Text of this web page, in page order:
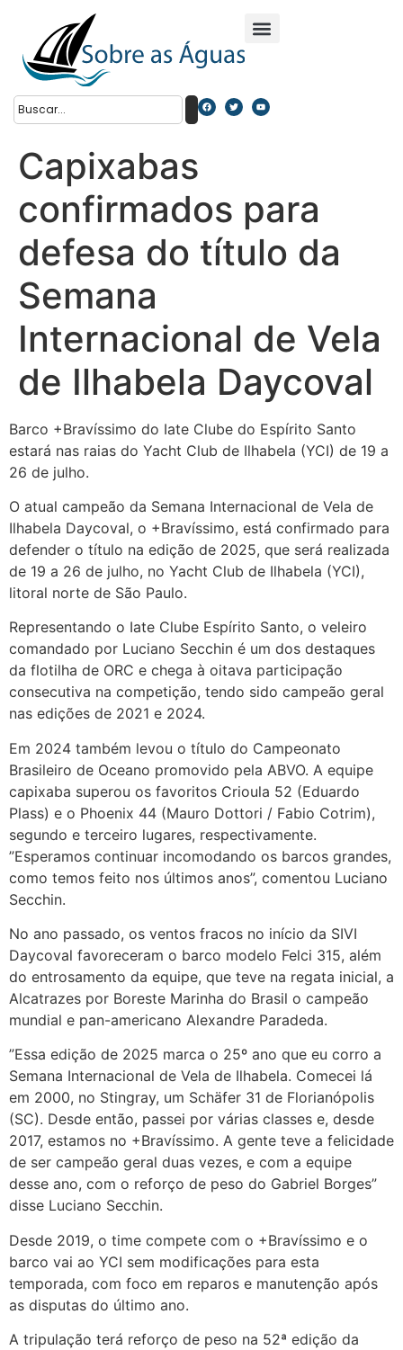
Capixabas
confirmados para
defesa do título da
Semana
Internacional de Vela
de Ilhabela Daycoval
Barco +Bravíssimo do Iate Clube do Espírito Santo
estará nas raias do Yacht Club de Ilhabela (YCI) de 19 a
26 de julho.
O atual campeão da Semana Internacional de Vela de
Ilhabela Daycoval, o +Bravíssimo, está confirmado para
defender o título na edição de 2025, que será realizada
de 19 a 26 de julho, no Yacht Club de Ilhabela (YCI),
litoral norte de São Paulo.
Representando o Iate Clube Espírito Santo, o veleiro
comandado por Luciano Secchin é um dos destaques
da flotilha de ORC e chega à oitava participação
consecutiva na competição, tendo sido campeão geral
nas edições de 2021 e 2024.
Em 2024 também levou o título do Campeonato
Brasileiro de Oceano promovido pela ABVO. A equipe
capixaba superou os favoritos Crioula 52 (Eduardo
Plass) e o Phoenix 44 (Mauro Dottori / Fabio Cotrim),
segundo e terceiro lugares, respectivamente.
”Esperamos continuar incomodando os barcos grandes,
como temos feito nos últimos anos”, comentou Luciano
Secchin.
No ano passado, os ventos fracos no início da SIVI
Daycoval favoreceram o barco modelo Felci 315, além
do entrosamento da equipe, que teve na regata inicial, a
Alcatrazes por Boreste Marinha do Brasil o campeão
mundial e pan-americano Alexandre Paradeda.
”Essa edição de 2025 marca o 25º ano que eu corro a
Semana Internacional de Vela de Ilhabela. Comecei lá
em 2000, no Stingray, um Schäfer 31 de Florianópolis
(SC). Desde então, passei por várias classes e, desde
2017, estamos no +Bravíssimo. A gente teve a felicidade
de ser campeão geral duas vezes, e com a equipe
desse ano, com o reforço de peso do Gabriel Borges”
disse Luciano Secchin.
Desde 2019, o time compete com o +Bravíssimo e o
barco vai ao YCI sem modificações para esta
temporada, com foco em reparos e manutenção após
as disputas do último ano.
A tripulação terá reforço de peso na 52ª edição da